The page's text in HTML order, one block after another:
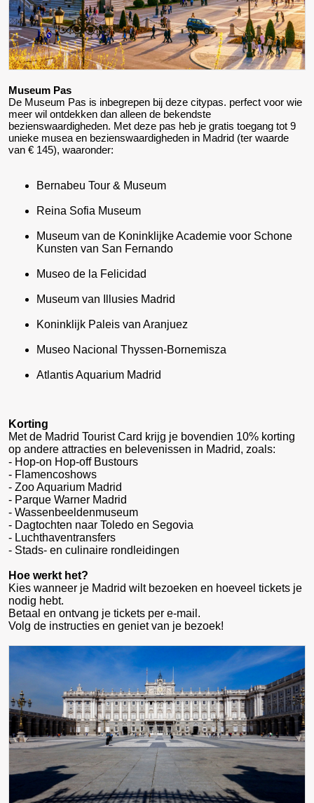
Museum Pas
De Museum Pas is inbegrepen bij deze citypas. perfect voor wie
meer wil ontdekken dan alleen de bekendste
bezienswaardigheden. Met deze pas heb je gratis toegang tot 9
unieke musea en bezienswaardigheden in Madrid (ter waarde
van € 145), waaronder:
Bernabeu Tour & Museum
Reina Sofia Museum
Museum van de Koninklijke Academie voor Schone
Kunsten van San Fernando
Museo de la Felicidad
Museum van Illusies Madrid
Koninklijk Paleis van Aranjuez
Museo Nacional Thyssen-Bornemisza
Atlantis Aquarium Madrid
Korting
Met de Madrid Tourist Card krijg je bovendien 10% korting
op andere attracties en belevenissen in Madrid, zoals:
- Hop-on Hop-off Bustours
- Flamencoshows
- Zoo Aquarium Madrid
- Parque Warner Madrid
- Wassenbeeldenmuseum
- Dagtochten naar Toledo en Segovia
- Luchthaventransfers
- Stads- en culinaire rondleidingen
Hoe werkt het?
Kies wanneer je Madrid wilt bezoeken en hoeveel tickets je
nodig hebt.
Betaal en ontvang je tickets per e-mail.
Volg de instructies en geniet van je bezoek!